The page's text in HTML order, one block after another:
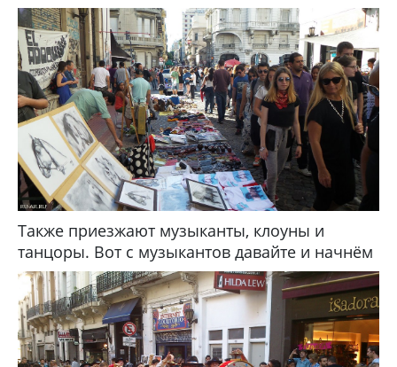
Также приезжают музыканты, клоуны и
танцоры. Вот с музыкантов давайте и начнём